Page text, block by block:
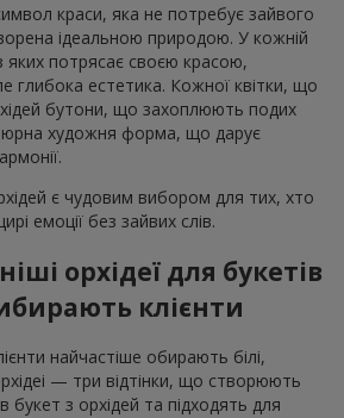
краси, яка не потребує зайвого
ідеальною природою. У кожній
яких потрясає своєю красою,
глибока естетика. Кожної квітки, що
бутони, що захоплюють подих
художня форма, що дарує
є чудовим вибором для тих, хто
емоції без зайвих слів.
орхідеї для букетів
клієнти
найчастіше обирають білі,
— три відтінки, що створюють
букет з орхідей та підходять для